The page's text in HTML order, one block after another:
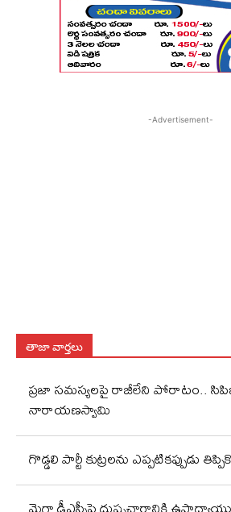
-Advertisement-
తాజా వార్తలు
ప్రజా సమస్యలపై రాజీలేని పోరాటం.. సిపిఐ
నారాయణస్వామి
గొడ్డలి పార్టీ కుట్రలను ఎప్పటికప్పుడు